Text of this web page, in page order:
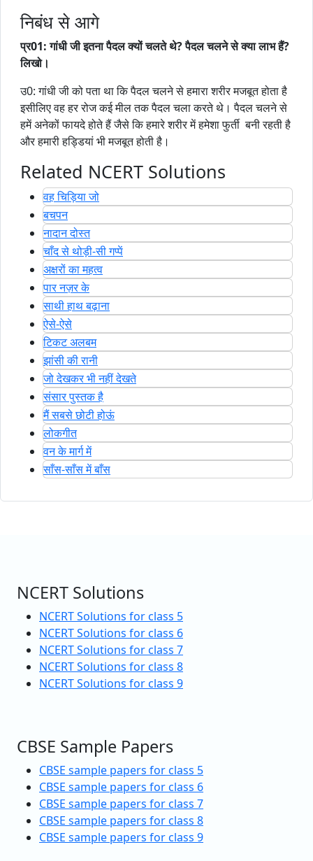
निबंध से आगे
प्र01: गांधी जी इतना पैदल क्यों चलते थे? पैदल चलने से क्या लाभ हैं?
लिखो।
उ0: गांधी जी को पता था कि पैदल चलने से हमारा शरीर मजबूत होता है
इसीलिए वह हर रोज कई मील तक पैदल चला करते थे। पैदल चलने से
हमें अनेकों फायदे होते हैं जैसे कि हमारे शरीर में हमेशा फुर्ती बनी रहती है
और हमारी हड्डियां भी मजबूत होती है।
Related NCERT Solutions
वह चिड़िया जो
बचपन
नादान दोस्त
चाँद से थोड़ी-सी गप्पें
अक्षरों का महत्व
पार नज़र के
साथी हाथ बढ़ाना
ऐसे-ऐसे
टिकट अलबम
झांसी की रानी
जो देखकर भी नहीं देखते
संसार पुस्तक है
मैं सबसे छोटी होऊं
लोकगीत
वन के मार्ग में
साँस-साँस में बाँस
NCERT Solutions
NCERT Solutions for class 5
NCERT Solutions for class 6
NCERT Solutions for class 7
NCERT Solutions for class 8
NCERT Solutions for class 9
CBSE Sample Papers
CBSE sample papers for class 5
CBSE sample papers for class 6
CBSE sample papers for class 7
CBSE sample papers for class 8
CBSE sample papers for class 9